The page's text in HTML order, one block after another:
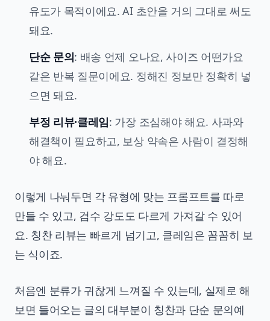
유도가 목적이에요. AI 초안을 거의 그대로 써도
돼요.
단순 문의: 배송 언제 오나요, 사이즈 어떤가요
같은 반복 질문이에요. 정해진 정보만 정확히 넣
으면 돼요.
부정 리뷰·클레임: 가장 조심해야 해요. 사과와
해결책이 필요하고, 보상 약속은 사람이 결정해
야 해요.
이렇게 나눠두면 각 유형에 맞는 프롬프트를 따로
만들 수 있고, 검수 강도도 다르게 가져갈 수 있어
요. 칭찬 리뷰는 빠르게 넘기고, 클레임은 꼼꼼히 보
는 식이죠.
처음엔 분류가 귀찮게 느껴질 수 있는데, 실제로 해
보면 들어오는 글의 대부분이 칭찬과 단순 문의예